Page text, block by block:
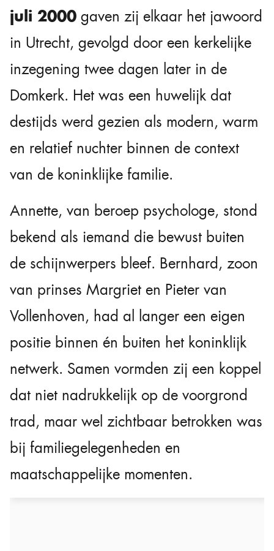
juli 2000 gaven zij elkaar het jawoord
in Utrecht, gevolgd door een kerkelijke
inzegening twee dagen later in de
Domkerk. Het was een huwelijk dat
destijds werd gezien als modern, warm
en relatief nuchter binnen de context
van de koninklijke familie.
Annette, van beroep psychologe, stond
bekend als iemand die bewust buiten
de schijnwerpers bleef. Bernhard, zoon
van prinses Margriet en Pieter van
Vollenhoven, had al langer een eigen
positie binnen én buiten het koninklijk
netwerk. Samen vormden zij een koppel
dat niet nadrukkelijk op de voorgrond
trad, maar wel zichtbaar betrokken was
bij familiegelegenheden en
maatschappelijke momenten.